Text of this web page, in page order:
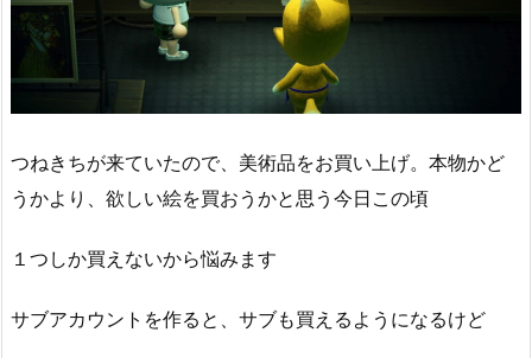
つねきちが来ていたので、美術品をお買い上げ。本物かど
うかより、欲しい絵を買おうかと思う今日この頃
１つしか買えないから悩みます
サブアカウントを作ると、サブも買えるようになるけど